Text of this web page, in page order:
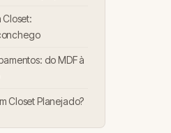
do MDF à
Closet Planejado?